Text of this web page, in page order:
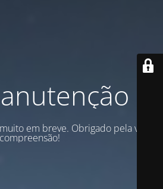
em breve. Obrigado pela vossa
compreensão!